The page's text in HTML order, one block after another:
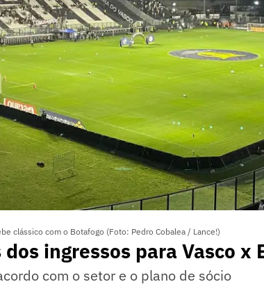
clássico com o Botafogo (Foto: Pedro Cobalea / Lance!)
ingressos para Vasco x
com o setor e o plano de sócio